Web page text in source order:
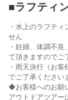
■ラフティ
・水上のラフテ
せん
・妊婦、体調不
て頂きますのでご
・雨天決行（お
でご了承ください
◆お客様へのお願
アウトドアツアー